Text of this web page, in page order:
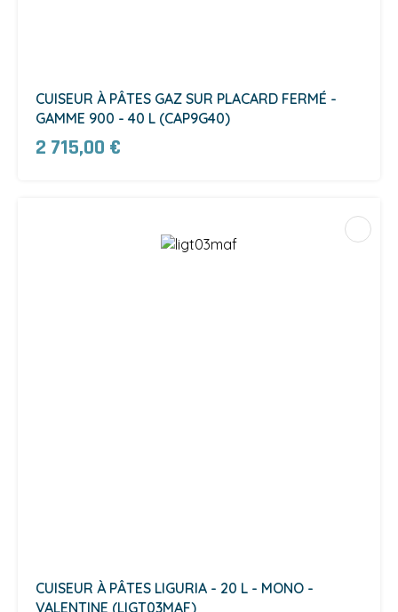
CUISEUR À PÂTES GAZ SUR PLACARD FERMÉ -
GAMME 900 - 40 L (CAP9G40)
2 715,00 €
CUISEUR À PÂTES LIGURIA - 20 L - MONO -
VALENTINE (LIGT03MAF)